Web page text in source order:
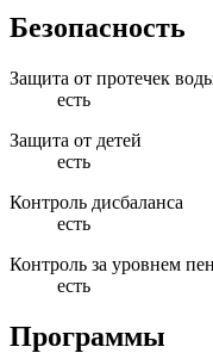
Безопасность
Защита от протечек
есть
Защита от детей
есть
Контроль дисбаланса
есть
Контроль за уровнем
есть
Программы